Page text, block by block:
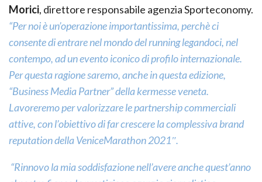
Morici, direttore responsabile agenzia Sporteconomy.
“Per noi è un’operazione importantissima, perchè ci
consente di entrare nel mondo del running legandoci, nel
contempo, ad un evento iconico di profilo internazionale.
Per questa ragione saremo, anche in questa edizione,
“Business Media Partner” della kermesse veneta.
Lavoreremo per valorizzare le partnership commerciali
attive, con l’obiettivo di far crescere la complessiva brand
reputation della VeniceMarathon 2021″.
“Rinnovo la mia soddisfazione nell’avere anche quest’anno